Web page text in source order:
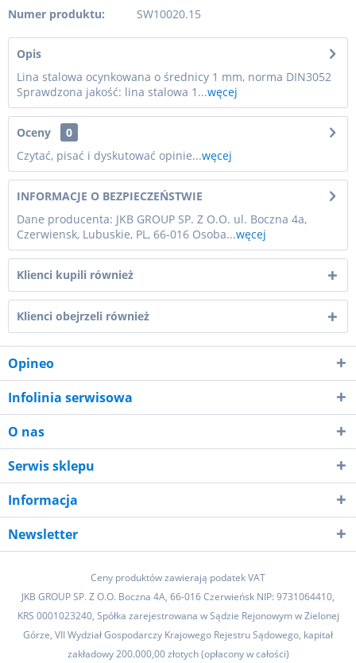
Numer produktu: SW10020.15
Opis
Lina stalowa ocynkowana o średnicy 1 mm, norma DIN3052
Sprawdzona jakość: lina stalowa 1...węcej
Oceny
0
Czytać, pisać i dyskutować opinie...węcej
INFORMACJE O BEZPIECZEŃSTWIE
Dane producenta: JKB GROUP SP. Z O.O. ul. Boczna 4a,
Czerwiensk, Lubuskie, PL, 66-016 Osoba...węcej
Klienci kupili również
Klienci obejrzeli również
Opineo
Infolinia serwisowa
O nas
Serwis sklepu
Informacja
Newsletter
Ceny produktów zawierają podatek VAT
JKB GROUP SP. Z O.O. Boczna 4A, 66-016 Czerwieńsk NIP: 9731064410,
KRS 0001023240, Spółka zarejestrowana w Sądzie Rejonowym w Zielonej
Górze, VII Wydział Gospodarczy Krajowego Rejestru Sądowego, kapitał
zakładowy 200.000,00 złotych (opłacony w całości)